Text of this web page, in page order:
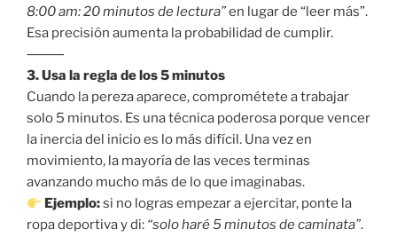
8:00 am: 20 minutos de lectura”en lugar de “leer más”.
Esa precisión aumenta la probabilidad de cumplir.
⸻
3. Usa la regla de los 5 minutos
Cuando la pereza aparece, comprométete a trabajar
solo 5 minutos. Es una técnica poderosa porque vencer
la inercia del inicio es lo más difícil. Una vez en
movimiento, la mayoría de las veces terminas
avanzando mucho más de lo que imaginabas.
Ejemplo:si no logras empezar a ejercitar, ponte la
ropa deportiva y di: “solo haré 5 minutos de caminata”.